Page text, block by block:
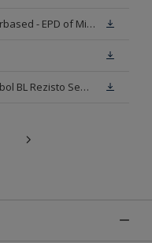
Sikkens Interior Laquers Waterbased - EPD of Milieuproductverklaring
Veiligheidsinformatieblad Rubbol BL Rezisto Semi-Gloss N00 (MSDS)